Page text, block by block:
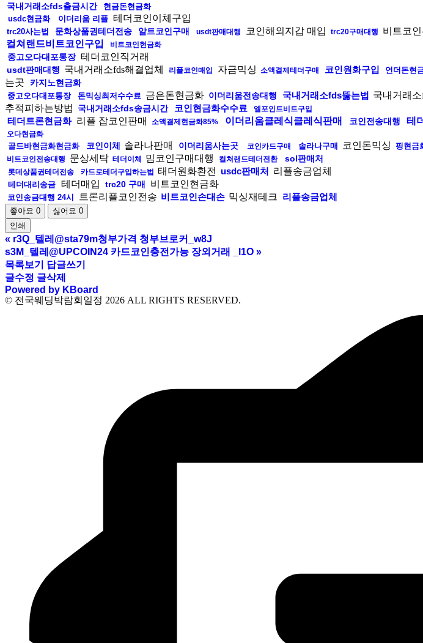
국내거래소fds출금시간
현금돈현금화
usdc현금화
이더리움 리플 테더코인이체구입
trc20사는법 문화상품권테더전송 알트코인구매 usdt판매대행 코인해외지갑 매입 trc20구매대행
비트코
컬쳐랜드비트코인구입
비트코인현금화
중고오다대포통장 테더코인직거래
usdt판매대행 국내거래소fds해결업체 리플코인매입 자금믹싱 소액결제테더구매 코인원화구입 언더돈현
는곳
카지노현금화
중고오다대포통장 돈믹싱최저수수료 금은돈현금화 이더리움전송대행 국내거래소fds뚫는법 국내거래소
추적피하는방법
국내거래소fds송금시간 코인현금화수수료 엘포인트비트구입
테더트론현금화 리플 잡코인판매 소액결제현금화85% 이더리움클레식클레식판매 코인전송대행 테
오다현금화
골드바현금화현금화 코인이체 솔라나판매 이더리움사는곳 코인카드구매 솔라나구매 코인돈믹싱 핑현금
비트코인전송대행 문상세탁 테더이체 밈코인구매대행 컬쳐랜드테더전환 sol판매처
롯데상품권테더전송 카드로테더구입하는법 태더원화환전 usdc판매처 리플송금업체
테더대리송금 테더매입 trc20 구매 비트코인현금화
코인송금대행 24시 트론리플코인전송 비트코인손대손 믹싱재테크 리플송금업체
좋아요 0 싫어요 0
인쇄
« r3Q_텔레@sta79m청부가격 청부브로커_w8J
s3M_텔레@UPCOIN24 카드코인충전가능 장외거래 _l1O »
목록보기
답글쓰기
글수정 글삭제
Powered by KBoard
© 전국웨딩박람회일정 2026 ALL RIGHTS RESERVED.